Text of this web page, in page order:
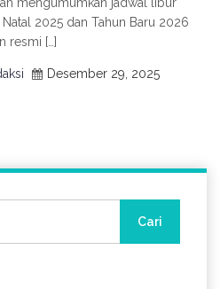
2025 dan Tahun Baru 2026
resmi […]
Desember 29, 2025